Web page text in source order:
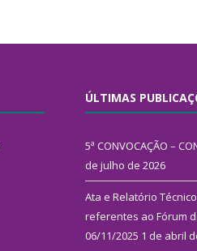
ÚLTIMAS
5ª CONVOCAÇÃO –
de julho de 2026
Ata e Relatório
referentes ao Fórum
06/11/2025 1 de abril